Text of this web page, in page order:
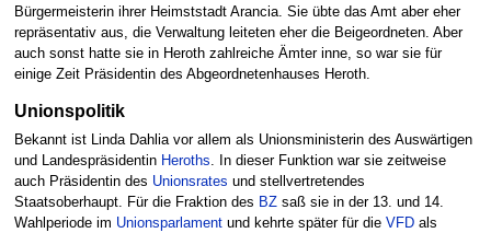
Bürgermeisterin ihrer Heimststadt Arancia. Sie übte das Amt aber eher
repräsentativ aus, die Verwaltung leiteten eher die Beigeordneten. Aber
auch sonst hatte sie in Heroth zahlreiche Ämter inne, so war sie für
einige Zeit Präsidentin des Abgeordnetenhauses Heroth.
Unionspolitik
Bekannt ist Linda Dahlia vor allem als Unionsministerin des Auswärtigen
und Landespräsidentin Heroths. In dieser Funktion war sie zeitweise
auch Präsidentin des Unionsrates und stellvertretendes
Staatsoberhaupt. Für die Fraktion des BZsaß sie in der 13. und 14.
Wahlperiode im Unionsparlamentund kehrte später für die VFDals